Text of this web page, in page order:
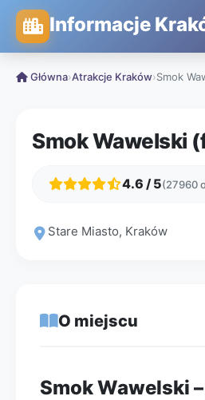
Informacje
Główna›Atrakcje Kraków›Smok
Smok Wawelski
4.6 / 5(27960
Stare Miasto, Kraków
O miejscu
Smok Wawelski